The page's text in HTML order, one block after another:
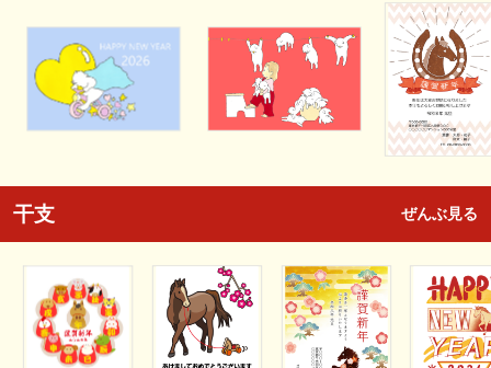
干支 ぜんぶ見る